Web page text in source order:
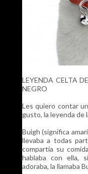
LEYENDA CELTA
NEGRO
Les quiero contar
gusto, la leyenda de
Buigh (significa
llevaba a todas
compartía su
hablaba con ella,
adoraba, la llamaba